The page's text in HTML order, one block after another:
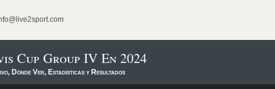
Cup Group IV En 2024
Dónde Ver, Estadísticas y Resultados